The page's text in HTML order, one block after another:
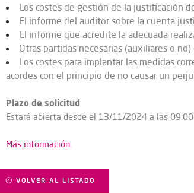
Los costes de gestión de la justificación
El informe del auditor sobre la cuenta
El informe que acredite la adecuada
Otras partidas necesarias (auxiliares o
Los costes para implantar las medidas
acordes con el principio de no causar un
Plazo de solicitud
Estará abierta desde el 13/11/2024 a las
Más información.
VOLVER AL LISTADO